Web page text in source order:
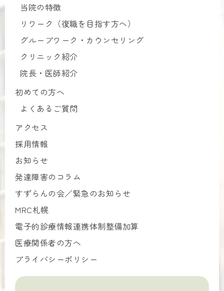
当院の特徴
リワーク（復職を目指す方へ）
グループワーク・カウンセリング
クリニック紹介
院長・医師紹介
初めての方へ
よくあるご質問
アクセス
採用情報
お知らせ
発達障害のコラム
すずらんの会／緊急のお知らせ
MRC札幌
電子的診療情報連携体制整備加算
医療関係者の方へ
プライバシーポリシー